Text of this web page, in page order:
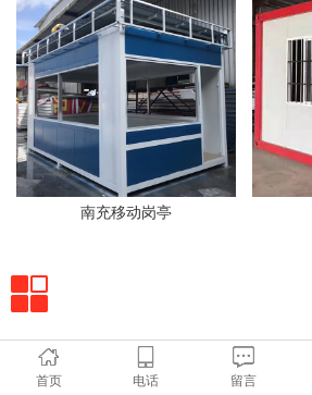
南充移动岗亭
首页 电话 留言